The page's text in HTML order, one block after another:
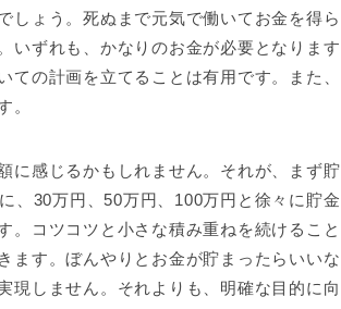
しょう。死ぬまで元気で働いてお金を得ら
いずれも、かなりのお金が必要となります
の計画を立てることは有用です。また、
。
に感じるかもしれません。それが、まず貯
、30万円、50万円、100万円と徐々に貯金
。コツコツと小さな積み重ねを続けること
ます。ぼんやりとお金が貯まったらいいな
現しません。それよりも、明確な目的に向